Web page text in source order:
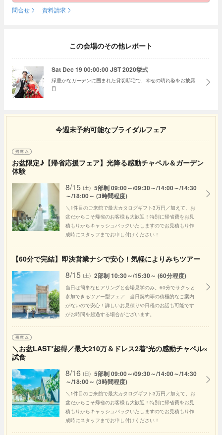
問合せ 資料請求
この会場のその他レポート
Sat Dec 19 00:00:00 JST 2020挙式
緑豊かなガーデンに囲まれた貸切邸宅で、幸せの晴れ姿をお披露
目
今週末予約可能なブライダルフェア
お盆限定♪【帰省応援フェア】光降る感動チャペル＆ガーデン
体験
8/15 (土) 5部制 09:00～/09:30～/14:00～/14:30
～/18:00～ (3時間程度)
＼1件目のご来館で最大カタログギフト3万円／加えて、お
盆だからこそ帰省のお客様も大歓迎！特別に帰省費をお見
積もりからキャッシュバックいたしますのでお見積もり作
成時にスタッフまでお申し付けください！
【60分で完結】即決営業ナシで安心！気軽によりみちツアー
8/15 (土) 2部制 10:30～/15:30～ (60分程度)
当日は簡単なヒアリングと会場見学のみ。60分でサクッと
参加できるツアー型フェア 当日契約等の積極的なご案内
がないので安心！詳しいお見積りや日程のお話も可能です
がお時間を超過する場合がございます。
＼お盆LAST*超得／最大210万＆ドレス2着*光の感動チャペル×
試食
8/16 (日) 5部制 09:00～/09:30～/14:00～/14:30
～/18:00～ (3時間程度)
＼1件目のご来館で最大カタログギフト3万円／加えて、お
盆だからこそ帰省のお客様も大歓迎！特別に帰省費をお見
積もりからキャッシュバックいたしますのでお見積もり作
成時にスタッフまでお申し付けください！